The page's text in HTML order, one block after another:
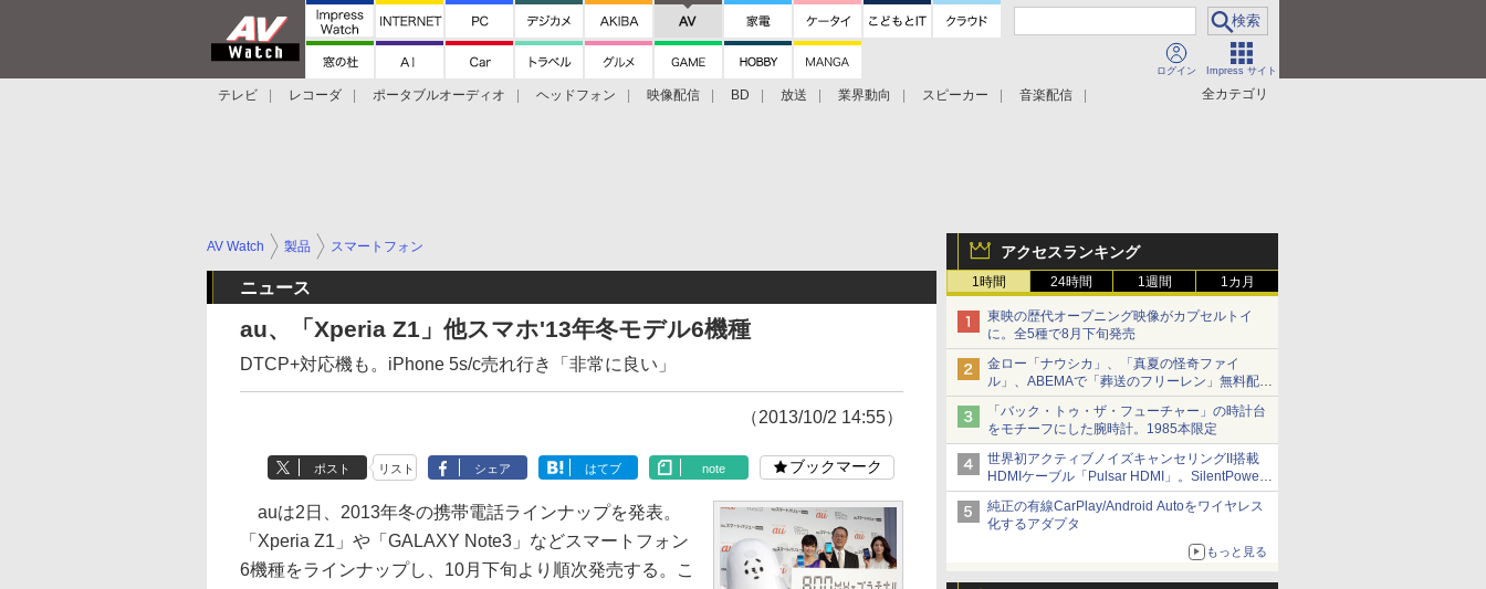
ログイン Impress サイト
全カテゴリ
テレビ レコーダ ポータブルオーディオ ヘッドフォン 映像配信 BD 放送 業界動向 スピーカー
音楽配信
アクセスランキング
1時間 24時間 1週間 1カ月
東映の歴代オープニング映像がカプセルトイ
に。全5種で8月下旬発売
金ロー「ナウシカ」、「真夏の怪奇ファイ
ル」、ABEMAで「葬送のフリーレン」無料配信
など。夏の特番・配信情報
「バック・トゥ・ザ・フューチャー」の時計台
をモチーフにした腕時計。1985本限定
世界初アクティブノイズキャンセリングII搭載
HDMIケーブル「Pulsar HDMI」。SilentPower
から
純正の有線CarPlay/Android Autoをワイヤレス
化するアダプタ
もっと見る
AV Watch 製品 スマートフォン
ニュース
au、「Xperia Z1」他スマホ'13年冬モデル6機種
DTCP+対応機も。iPhone 5s/c売れ行き「非常に良い」
（2013/10/2 14:55）
ポスト リスト シェア はてブ note ブックマーク
auは2日、2013年冬の携帯電話ラインナップを発表。
「Xperia Z1」や「GALAXY Note3」などスマートフォン
6機種をラインナップし、10月下旬より順次発売する。こ